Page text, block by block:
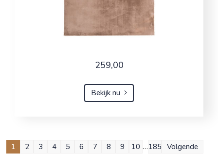
259,00
Bekijk nu
1 2 3 4 5 6 7 8 9 10 …185 Volgende